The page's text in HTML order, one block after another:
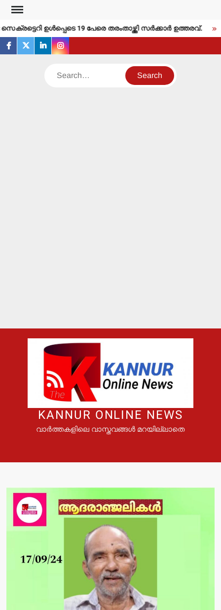
Skip
content
ഉള്‍പ്പെടെ 19 പേരെ തരംതാഴ്ത്തി സര്‍ക്കാര്‍ ഉത്തരവ്.
facebook
twitterlinkedininstagram
Search
KANNUR ONLINE NEWS
വാർത്തകളിലെ വാസ്തവങ്ങൾ മറയില്ലാതെ